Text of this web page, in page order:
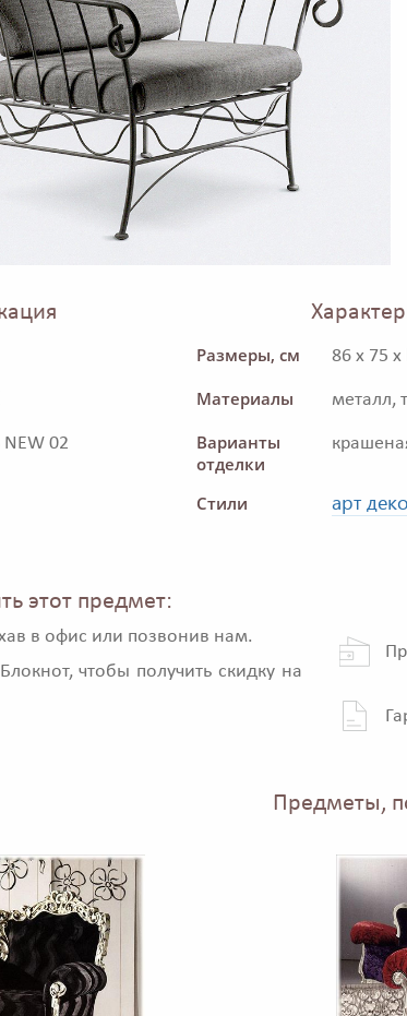
NEW 02
Размеры, см 86 x 75 x
Материалы металл,
Варианты
отделки
Стили арт деко
этот предмет:
в офис или позвонив нам.
чтобы получить скидку на
Предметы,